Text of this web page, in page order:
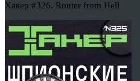
Хакер #326. Router from Hell